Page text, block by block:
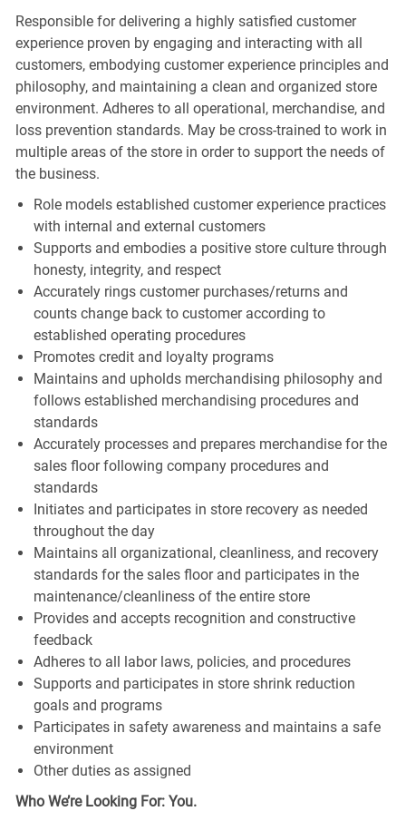
Responsible for delivering a highly satisfied customer
experience proven by engaging and interacting with all
customers, embodying customer experience principles and
philosophy, and maintaining a clean and organized store
environment. Adheres to all operational, merchandise, and
loss prevention standards. May be cross-trained to work in
multiple areas of the store in order to support the needs of
the business.
Role models established customer experience practices
with internal and external customers
Supports and embodies a positive store culture through
honesty, integrity, and respect
Accurately rings customer purchases/returns and
counts change back to customer according to
established operating procedures
Promotes credit and loyalty programs
Maintains and upholds merchandising philosophy and
follows established merchandising procedures and
standards
Accurately processes and prepares merchandise for the
sales floor following company procedures and
standards
Initiates and participates in store recovery as needed
throughout the day
Maintains all organizational, cleanliness, and recovery
standards for the sales floor and participates in the
maintenance/cleanliness of the entire store
Provides and accepts recognition and constructive
feedback
Adheres to all labor laws, policies, and procedures
Supports and participates in store shrink reduction
goals and programs
Participates in safety awareness and maintains a safe
environment
Other duties as assigned
Who We’re Looking For: You.